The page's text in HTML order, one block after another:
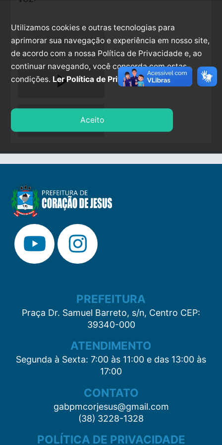
play_arrow
PREFEITURA
Praça Dr. Samuel Barreto, s/n, Centro CEP:
39340-000
ATENDIMENTO
Segunda à Sexta: 7:00 às 11:00 e das 13:00 às
17:00
CONTATO
gabpmcorjesus@gmail.com
(38) 3228-1328
POLÍTICA DE PRIVACIDADE
Utilizamos cookies e outras tecnologias para
aprimorar sua navegação e experiência em nosso site,
de acordo com a nossa Política de Privacidade e, ao
continuar navegando, você concorda com estas
condições. Ler Política de Privacidade.
Aceito